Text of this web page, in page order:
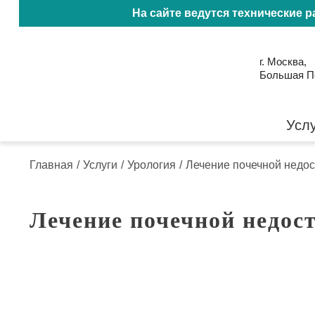
На сайте ведутся
г. Москва,
Большая
Главная / Услуги / Урология / Лечение почечной
Лечение почечной